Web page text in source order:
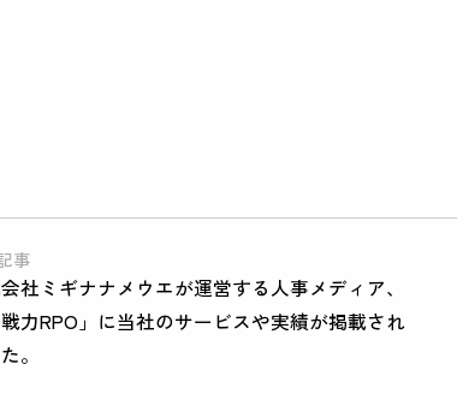
事
社ミギナナメウエが運営する人事メディア、
戦力RPO」に当社のサービスや実績が掲載され
。